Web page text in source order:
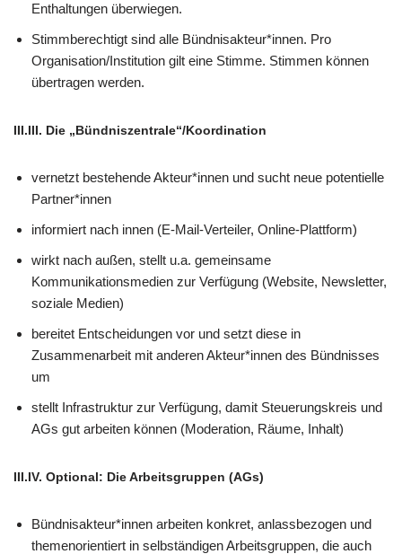
Enthaltungen überwiegen.
Stimmberechtigt sind alle Bündnisakteur*innen. Pro
Organisation/Institution gilt eine Stimme. Stimmen können
übertragen werden.
III.III. Die „Bündniszentrale“/Koordination
vernetzt bestehende Akteur*innen und sucht neue potentielle
Partner*innen
informiert nach innen (E-Mail-Verteiler, Online-Plattform)
wirkt nach außen, stellt u.a. gemeinsame
Kommunikationsmedien zur Verfügung (Website, Newsletter,
soziale Medien)
bereitet Entscheidungen vor und setzt diese in
Zusammenarbeit mit anderen Akteur*innen des Bündnisses
um
stellt Infrastruktur zur Verfügung, damit Steuerungskreis und
AGs gut arbeiten können (Moderation, Räume, Inhalt)
III.IV. Optional: Die Arbeitsgruppen (AGs)
Bündnisakteur*innen arbeiten konkret, anlassbezogen und
themenorientiert in selbständigen Arbeitsgruppen, die auch